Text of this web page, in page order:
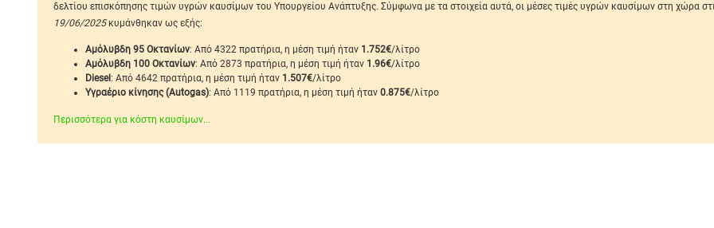
δελτίου επισκόπησης τιμών υγρών καυσίμων του Υπουργείου Ανάπτυξης. Σύμφωνα με τα στοιχεία αυτά, οι μέσες τιμές υγρών καυσίμων στη χώρα
19/06/2025κυμάνθηκαν ως εξής:
Αμόλυβδη 95 Οκτανίων: Από 4322 πρατήρια, η μέση τιμή ήταν 1.752€/λίτρο
Αμόλυβδη 100 Οκτανίων: Από 2873 πρατήρια, η μέση τιμή ήταν 1.96€/λίτρο
Diesel: Από 4642 πρατήρια, η μέση τιμή ήταν 1.507€/λίτρο
Υγραέριο κίνησης (Autogas): Από 1119 πρατήρια, η μέση τιμή ήταν 0.875€/λίτρο
Περισσότερα για κόστη καυσίμων...